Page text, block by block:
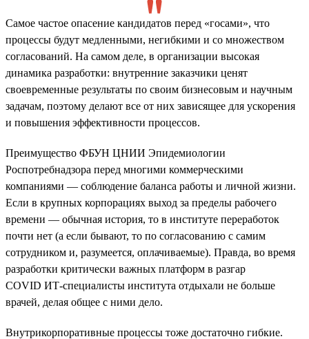
Самое частое опасение кандидатов перед «госами», что
процессы будут медленными, негибкими и со множеством
согласований. На самом деле, в организации высокая
динамика разработки: внутренние заказчики ценят
своевременные результаты по своим бизнесовым и научным
задачам, поэтому делают все от них зависящее для ускорения
и повышения эффективности процессов.
Преимущество ФБУН ЦНИИ Эпидемиологии
Роспотребнадзора перед многими коммерческими
компаниями — соблюдение баланса работы и личной жизни.
Если в крупных корпорациях выход за пределы рабочего
времени — обычная история, то в институте переработок
почти нет (а если бывают, то по согласованию с самим
сотрудником и, разумеется, оплачиваемые). Правда, во время
разработки критически важных платформ в разгар
COVID ИТ-специалисты института отдыхали не больше
врачей, делая общее с ними дело.
Внутрикорпоративные процессы тоже достаточно гибкие.